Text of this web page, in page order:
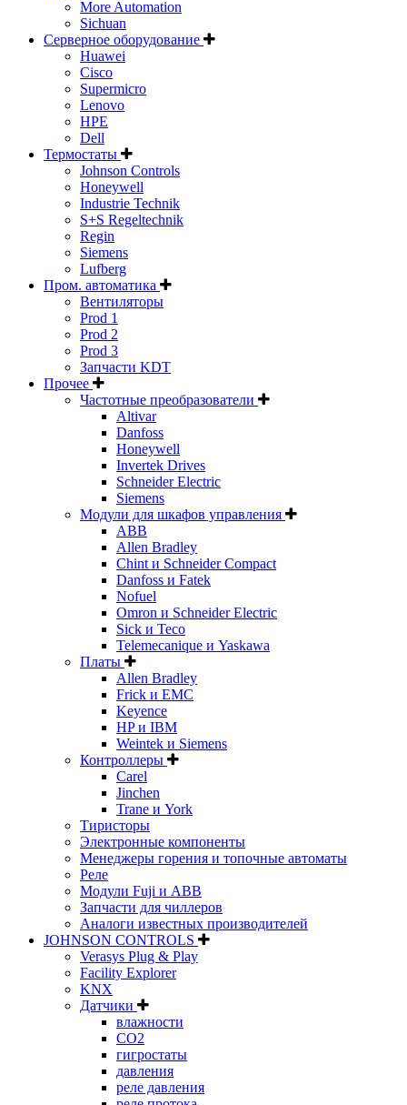
More Automation
Sichuan
Серверное оборудование
Huawei
Cisco
Supermicro
Lenovo
HPE
Dell
Термостаты
Johnson Controls
Honeywell
Industrie Technik
S+S Regeltechnik
Regin
Siemens
Lufberg
Пром. автоматика
Вентиляторы
Prod 1
Prod 2
Prod 3
Запчасти KDT
Прочее
Частотные преобразователи
Altivar
Danfoss
Honeywell
Invertek Drives
Schneider Electric
Siemens
Модули для шкафов управления
ABB
Allen Bradley
Chint и Schneider Compact
Danfoss и Fatek
Nofuel
Omron и Schneider Electric
Sick и Teco
Telemecanique и Yaskawa
Платы
Allen Bradley
Frick и EMC
Keyence
HP и IBM
Weintek и Siemens
Контроллеры
Carel
Jinchen
Trane и York
Тиристоры
Электронные компоненты
Менеджеры горения и топочные автоматы
Реле
Модули Fuji и ABB
Запчасти для чиллеров
Аналоги известных производителей
JOHNSON CONTROLS
Verasys Plug & Play
Facility Explorer
KNX
Датчики
влажности
CO2
гигростаты
давления
реле давления